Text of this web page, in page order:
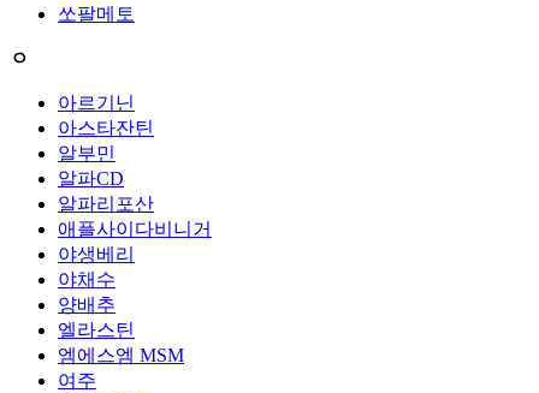
쏘팔메토
ㅇ
아르기닌
아스타잔틴
알부민
알파CD
알파리포산
애플사이다비니거
야생베리
야채수
양배추
엘라스틴
엠에스엠 MSM
여주